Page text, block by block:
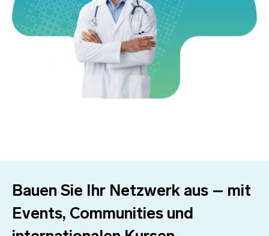
Bauen Sie Ihr Netzwerk aus – mit
Events, Communities und